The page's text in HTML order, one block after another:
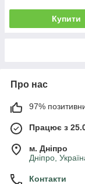
Купити
Про нас
97%
Працює з
м. Дніпро
Дніпро,
Контакти